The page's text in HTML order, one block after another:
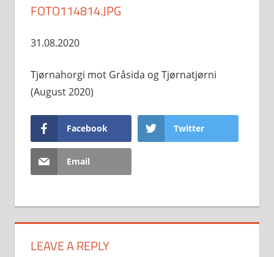
FOTO114814.JPG
31.08.2020
Tjørnahorgi mot Gråsida og Tjørnatjørni
(August 2020)
Facebook Twitter
Email
LEAVE A REPLY